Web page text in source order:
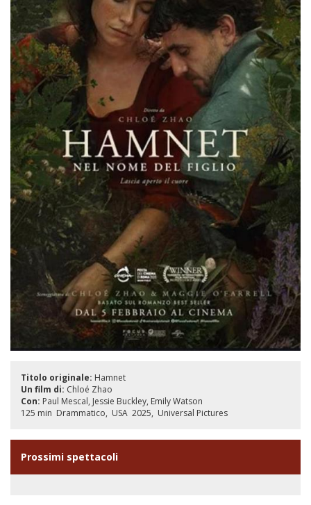
Titolo originale: Hamnet
Un film di: Chloé Zhao
Con: Paul Mescal Jessie Buckley Emily Watson
125 min Drammatico USA 2025 Universal Pictures
Prossimi spettacoli